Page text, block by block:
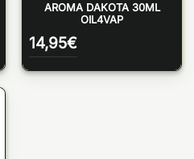
AROMA DAKOTA 30ML
OIL4VAP
14,95€